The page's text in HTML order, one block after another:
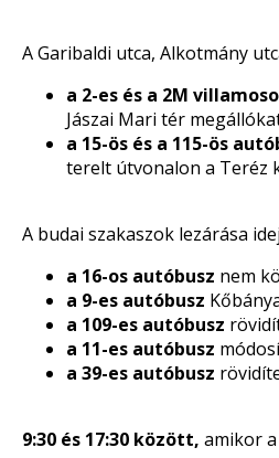
A Garibaldi utca, Alkotmány
a 2-es és a 2M
Jászai Mari tér
a 15-ös és a 115-ös
terelt útvonalon a Teréz
A budai szakaszok lezárása
a 16-os autóbusz nem
a 9-es autóbusz
a 109-es autóbusz
a 11-es autóbusz
a 39-es autóbusz
9:30 és 17:30 között, amikor